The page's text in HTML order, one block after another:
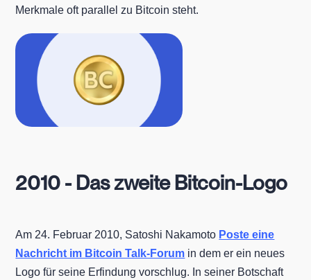
Merkmale oft parallel zu Bitcoin steht.
2010 - Das zweite Bitcoin-Logo
Am 24. Februar 2010, Satoshi Nakamoto Poste eine
Nachricht im Bitcoin Talk-Forum in dem er ein neues
Logo für seine Erfindung vorschlug. In seiner Botschaft